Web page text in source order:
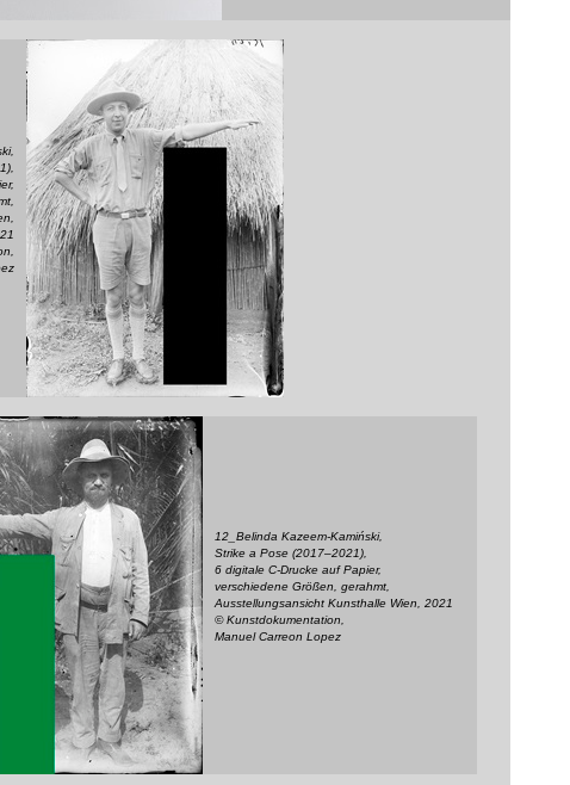
12_Belinda Kazeem-Kamiński,
Strike a Pose (2017–2021),
6 digitale C-Drucke auf Papier,
verschiedene Größen, gerahmt,
Ausstellungsansicht Kunsthalle Wien, 2021
© Kunstdokumentation,
Manuel Carreon Lopez